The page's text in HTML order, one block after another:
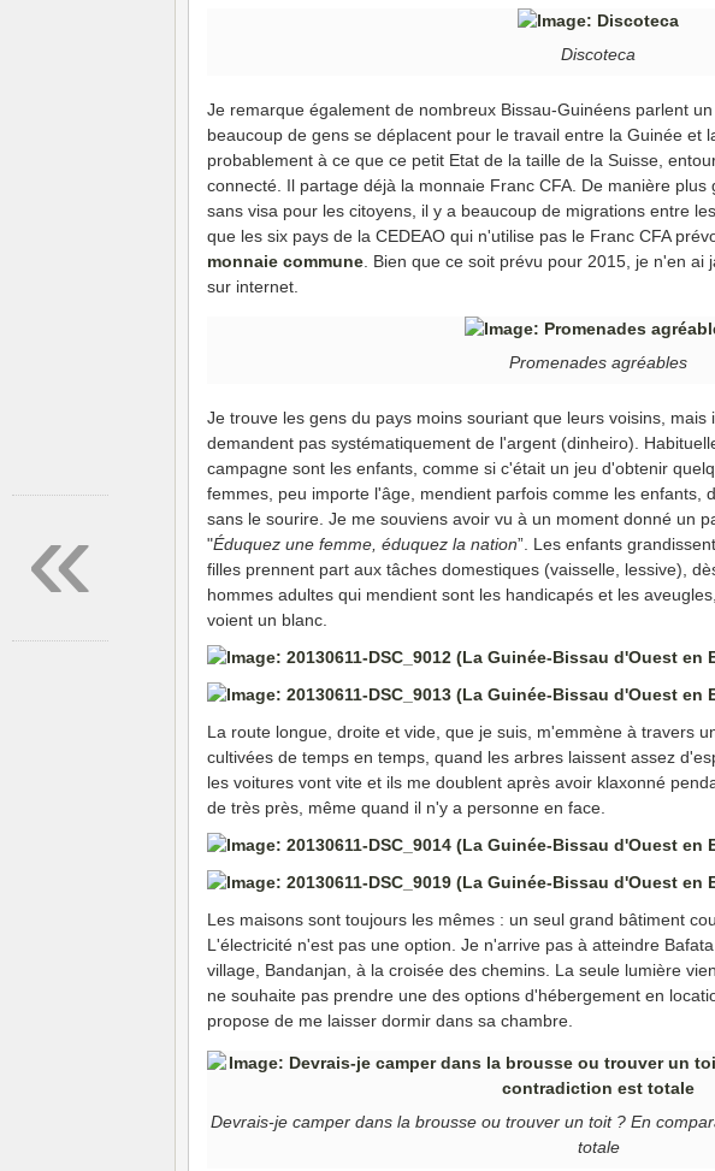
Discoteca
Je remarque également de nombreux Bissau-Guinéens parlent
beaucoup de gens se déplacent pour le travail entre la Guinée et
probablement à ce que ce petit Etat de la taille de la Suisse,
connecté. Il partage déjà la monnaie Franc CFA. De manière plus
sans visa pour les citoyens, il y a beaucoup de migrations entre
que les six pays de la CEDEAO qui n'utilise pas le Franc CFA
monnaie commune . Bien que ce soit prévu pour 2015, je n'en
sur internet.
Promenades agréables
Je trouve les gens du pays moins souriant que leurs voisins,
demandent pas systématiquement de l'argent (dinheiro).
campagne sont les enfants, comme si c'était un jeu d'obtenir
femmes, peu importe l'âge, mendient parfois comme les enfants,
sans le sourire. Je me souviens avoir vu à un moment donné un
"Éduquez une femme, éduquez la nation”. Les enfants
filles prennent part aux tâches domestiques (vaisselle, lessive),
hommes adultes qui mendient sont les handicapés et les
voient un blanc.
La route longue, droite et vide, que je suis, m'emmène à travers
cultivées de temps en temps, quand les arbres laissent assez
les voitures vont vite et ils me doublent après avoir klaxonné
de très près, même quand il n'y a personne en face.
Les maisons sont toujours les mêmes : un seul grand bâtiment
L'électricité n'est pas une option. Je n'arrive pas à atteindre
village, Bandanjan, à la croisée des chemins. La seule lumière
ne souhaite pas prendre une des options d'hébergement en
propose de me laisser dormir dans sa chambre.
Devrais-je camper dans la brousse ou trouver un toit ? En
totale
«